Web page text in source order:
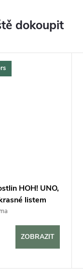
dokoupit
HOH! UNO,
listem
ZOBRAZIT